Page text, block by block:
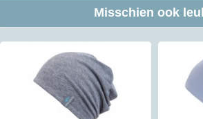
je niet wilt houden te retourneren. Om een
retour kan vaak gratis teruggestuurd via dat
niet altijd; lees hierna hoe dat werkt. Een
mogelijk voor zendingen met een
verstuurd worden of voor doosjes. Hiervoor
kosten aan je door. Verstuur je het via een
Track&Trace of verzendbewijs dan betalen wij
Misschien ook